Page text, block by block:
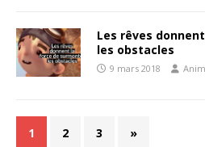
Les rêves
les obstacles
9 mars 2018
1 2 3 »